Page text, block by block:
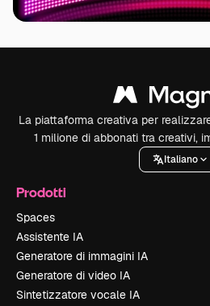
La piattaforma creativa per
1 milione di abbonati tra creativi,
Italiano
Prodotti
Spaces
Assistente IA
Generatore di immagini IA
Generatore di video IA
Sintetizzatore vocale IA